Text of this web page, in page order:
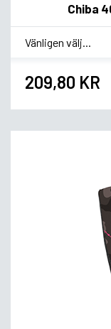
Chiba
* Smakvariant
209,80 KR